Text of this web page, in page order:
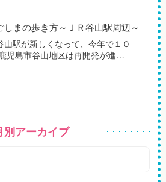
まの歩き方～ＪＲ谷山駅周辺～
山駅が新しくなって、今年で１０
児島市谷山地区は再開発が進…
別アーカイブ